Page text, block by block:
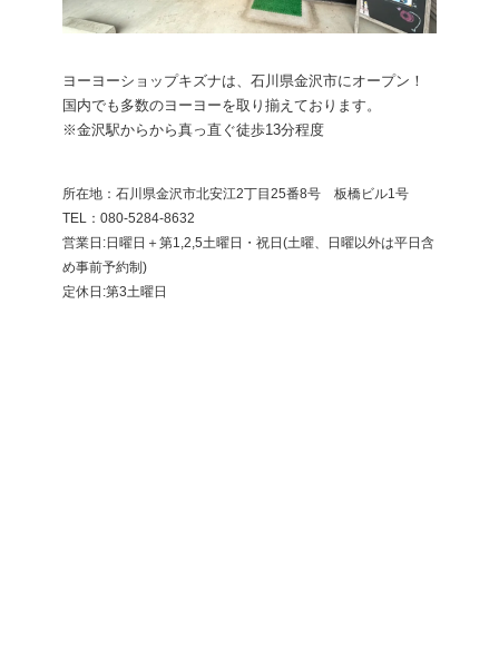
ヨーヨーショップキズナは、石川県金沢市にオープン！
国内でも多数のヨーヨーを取り揃えております。
※金沢駅からから真っ直ぐ徒歩13分程度
所在地：石川県金沢市北安江2丁目25番8号 板橋ビル1号
​TEL：080-5284-8632
営業日:日曜日＋第1,2,5土曜日・祝日(土曜、日曜以外は平日含
め事前予約制)
定休日:第3土曜日